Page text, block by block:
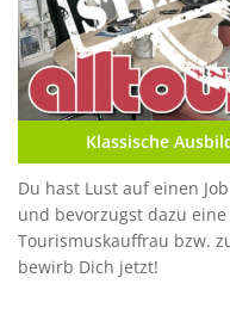
Klassische
Du hast Lust auf einen
und bevorzugst dazu
Tourismuskauffrau bzw.
bewirb Dich jetzt!